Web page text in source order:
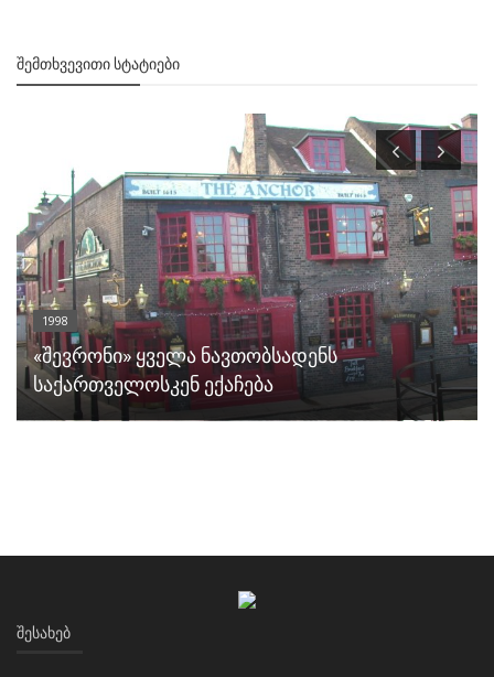
ᲨᲔᲛᲗᲮᲕᲔᲕᲘᲗᲘ ᲡᲢᲐᲢᲘᲔᲑᲘ
1998
«შევრონი» ყველა ნავთობსადენს
საქართველოსკენ ექაჩება
ᲨᲔᲡᲐᲮᲔᲑ